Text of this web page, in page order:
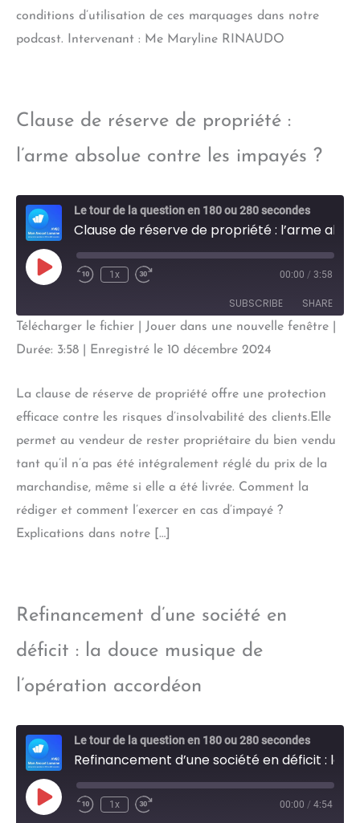
conditions d’utilisation de ces marquages dans notre
podcast. Intervenant : Me Maryline RINAUDO
Clause de réserve de propriété :
l’arme absolue contre les impayés ?
Le tour de la question en 180 ou 280 secondes
Play
Episode
1x 00:00 / 3:58
SUBSCRIBE SHARE
SHARE
EMBED
Télécharger le fichier Jouer dans une nouvelle fenêtre
Durée: 3:58
Enregistré le 10 décembre 2024
La clause de réserve de propriété offre une protection
efficace contre les risques d’insolvabilité des clients.Elle
permet au vendeur de rester propriétaire du bien vendu
tant qu’il n’a pas été intégralement réglé du prix de la
marchandise, même si elle a été livrée. Comment la
rédiger et comment l’exercer en cas d’impayé ?
Explications dans notre […]
Refinancement d’une société en
déficit : la douce musique de
l’opération accordéon
Le tour de la question en 180 ou 280 secondes
Play
Episode
1x 00:00 / 4:54